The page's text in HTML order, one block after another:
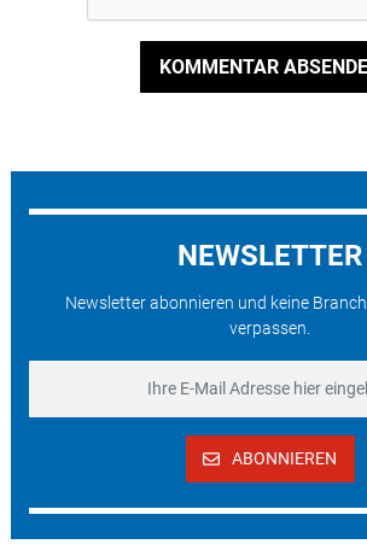
KOMMENTAR
NEWSLETTER
Newsletter abonnieren und keine
verpassen.
ABONNIEREN